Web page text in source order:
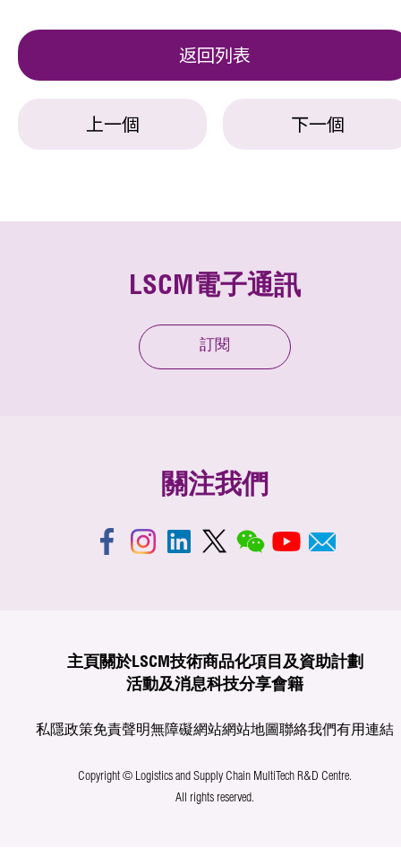
返回列表
上一個 下一個
LSCM電子通訊
訂閱
關注我們
主頁 關於LSCM技術商品化項目及資助計劃
活動及消息科技分享會籍
私隱政策免責聲明無障礙網站網站地圖聯絡我們有用連結
Copyright © Logistics and Supply Chain MultiTech R&D Centre.
All rights reserved.